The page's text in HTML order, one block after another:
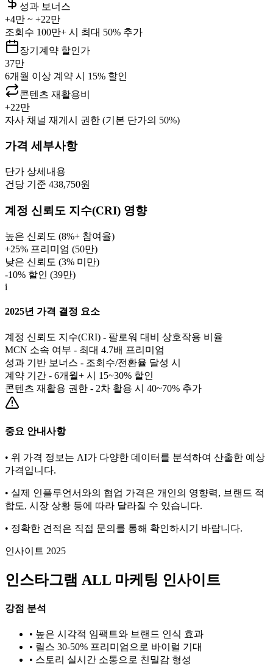
성과 보너스
+4만 ~ +22만
조회수 100만+ 시 최대 50% 추가
장기계약 할인가
37만
6개월 이상 계약 시 15% 할인
콘텐츠 재활용비
+22만
자사 채널 재게시 권한 (기본 단가의 50%)
가격 세부사항
단가 상세내용
건당 기준 438,750원
계정 신뢰도 지수(CRI) 영향
높은 신뢰도 (8%+ 참여율)
+25% 프리미엄 (50만)
낮은 신뢰도 (3% 미만)
-10% 할인 (39만)
i
2025년 가격 결정 요소
계정 신뢰도 지수(CRI) - 팔로워 대비 상호작용 비율
MCN 소속 여부 - 최대 4.7배 프리미엄
성과 기반 보너스 - 조회수/전환율 달성 시
계약 기간 - 6개월+ 시 15~30% 할인
콘텐츠 재활용 권한 - 2차 활용 시 40~70% 추가
중요 안내사항
• 위 가격 정보는 AI가 다양한 데이터를 분석하여 산출한 예상
가격입니다.
• 실제 인플루언서와의 협업 가격은 개인의 영향력, 브랜드 적
합도, 시장 상황 등에 따라 달라질 수 있습니다.
• 정확한 견적은 직접 문의를 통해 확인하시기 바랍니다.
인사이트 2025
인스타그램 ALL 마케팅 인사이트
강점 분석
• 높은 시각적 임팩트와 브랜드 인식 효과
• 릴스 30-50% 프리미엄으로 바이럴 기대
• 스토리 실시간 소통으로 친밀감 형성